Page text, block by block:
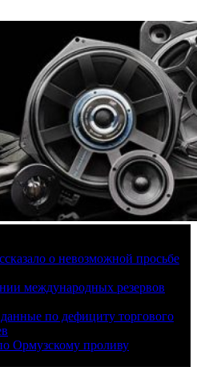
о невозможной просьбе
международных резервов
по дефициту торгового
Ормузскому проливу